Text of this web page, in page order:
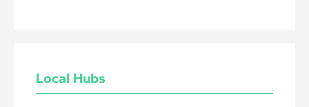
Local Hubs